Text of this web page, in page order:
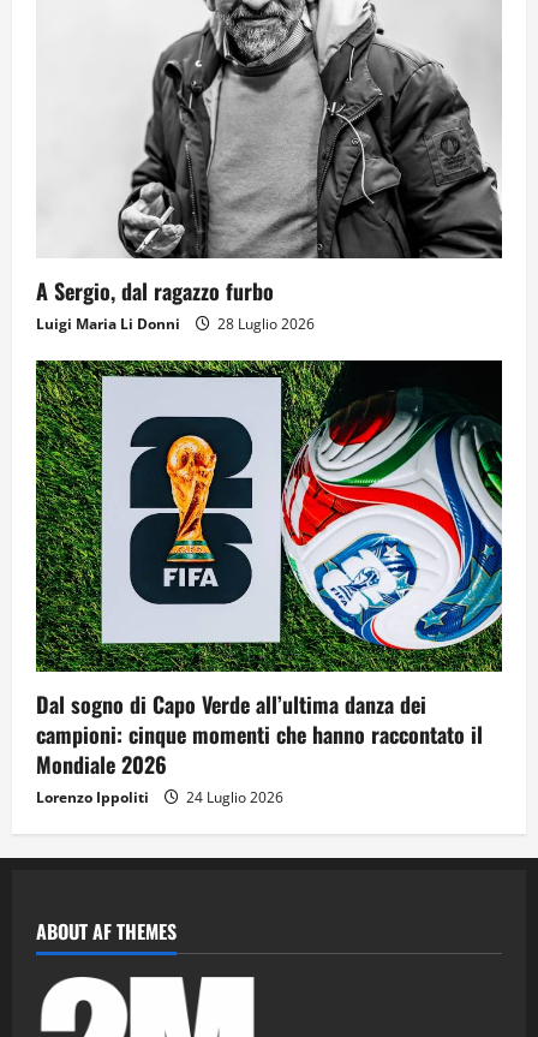
A Sergio, dal ragazzo furbo
Luigi Maria Li Donni 28 Luglio 2026
Dal sogno di Capo Verde all’ultima danza dei
campioni: cinque momenti che hanno raccontato il
Mondiale 2026
Lorenzo Ippoliti 24 Luglio 2026
ABOUT AF THEMES